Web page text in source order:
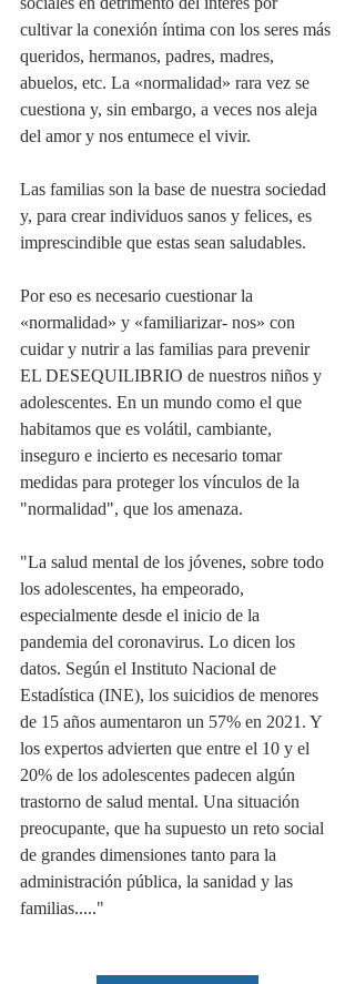
cultivar la conexión íntima con los seres más
queridos, hermanos, padres, madres,
abuelos, etc. La «normalidad» rara vez se
cuestiona y, sin embargo, a veces nos aleja
del amor y nos entumece el vivir.
Las familias son la base de nuestra sociedad
y, para crear individuos sanos y felices, es
imprescindible que estas sean saludables.
Por eso es necesario cuestionar la
«normalidad» y «familiarizar- nos» con
cuidar y nutrir a las familias para prevenir
EL DESEQUILIBRIO de nuestros niños y
adolescentes. En un mundo como el que
habitamos que es volátil, cambiante,
inseguro e incierto es necesario tomar
medidas para proteger los vínculos de la
"normalidad", que los amenaza.
"La salud mental de los jóvenes, sobre todo
los adolescentes, ha empeorado,
especialmente desde el inicio de la
pandemia del coronavirus. Lo dicen los
datos. Según el Instituto Nacional de
Estadística (INE), los suicidios de menores
de 15 años aumentaron un 57% en 2021. Y
los expertos advierten que entre el 10 y el
20% de los adolescentes padecen algún
trastorno de salud mental. Una situación
preocupante, que ha supuesto un reto social
de grandes dimensiones tanto para la
administración pública, la sanidad y las
familias....."